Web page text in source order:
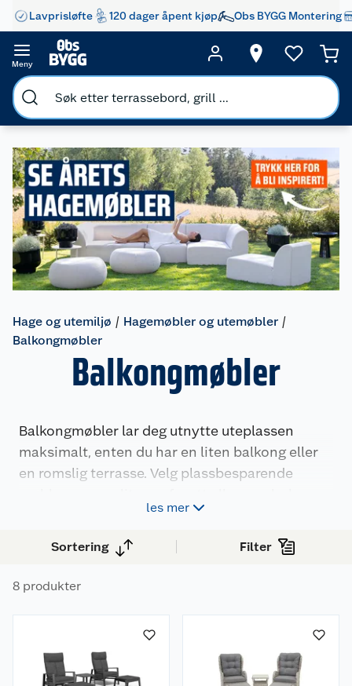
Lavprisløfte 120 dager åpent kjøp Obs BYGG Montering
Meny
Hage og utemiljø
Hagemøbler og utemøbler
Balkongmøbler
Balkongmøbler
Balkongmøbler lar deg utnytte uteplassen
maksimalt, enten du har en liten balkong eller
en romslig terrasse. Velg plassbesparende
hvilestoler med krakk. Med slitesterke
materialer og smarte design på våre
balkongmøbler kan du skape en hyggelig
sitteplass for morgenkaffen, middag i solen
les mer
Sortering Filter
8 produkter